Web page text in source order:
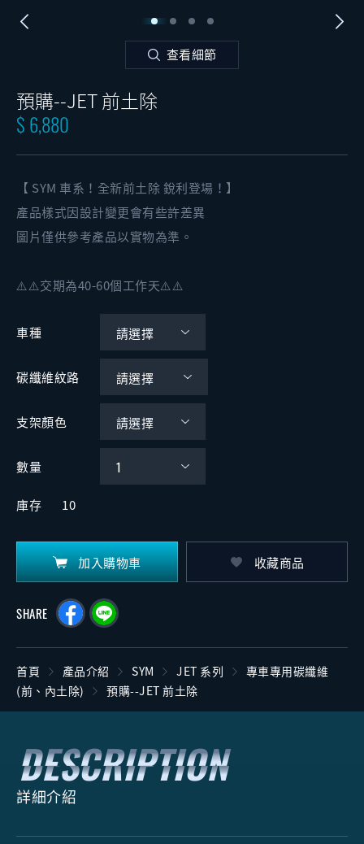
查看細節
預購--JET 前土除
$ 6,880
【 SYM 車系！全新前土除 銳利登場！】
產品樣式因設計變更會有些許差異
圖片僅供參考產品以實物為準。
⚠️⚠️交期為40-60個工作天⚠️⚠️
車種
碳纖維紋路
支架顏色
數量
庫存 10
加入購物車 收藏商品
SHARE
首頁 產品介紹 SYM JET 系列
專車專用碳纖維
(前、內土除)
預購--JET 前土除
詳細介紹